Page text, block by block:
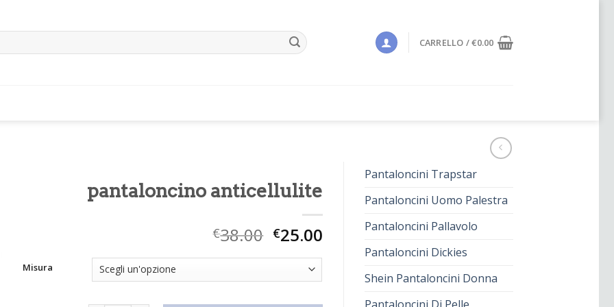
CARRELLO /€0.00
Pantaloncini Trapstar
Pantaloncini Uomo Palestra
Pantaloncini Pallavolo
Pantaloncini Dickies
Shein Pantaloncini Donna
pantaloncino anticellulite
€38.00 €25.00
Misura